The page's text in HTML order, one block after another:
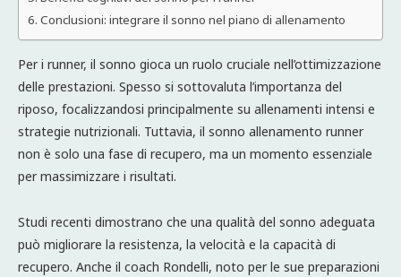
Conclusioni: integrare il sonno nel piano di allenamento
Per i runner, il sonno gioca un ruolo cruciale nell’ottimizzazione
delle prestazioni. Spesso si sottovaluta l’importanza del
riposo, focalizzandosi principalmente su allenamenti intensi e
strategie nutrizionali. Tuttavia, il sonno allenamento runner
non è solo una fase di recupero, ma un momento essenziale
per massimizzare i risultati.
Studi recenti dimostrano che una qualità del sonno adeguata
può migliorare la resistenza, la velocità e la capacità di
recupero. Anche il coach Rondelli, noto per le sue preparazioni